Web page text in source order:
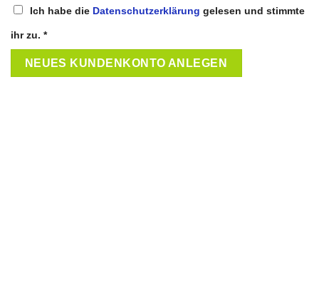
Ich habe die Datenschutzerklärung gelesen und stimmte
ihr zu. *
NEUES KUNDENKONTO ANLEGEN